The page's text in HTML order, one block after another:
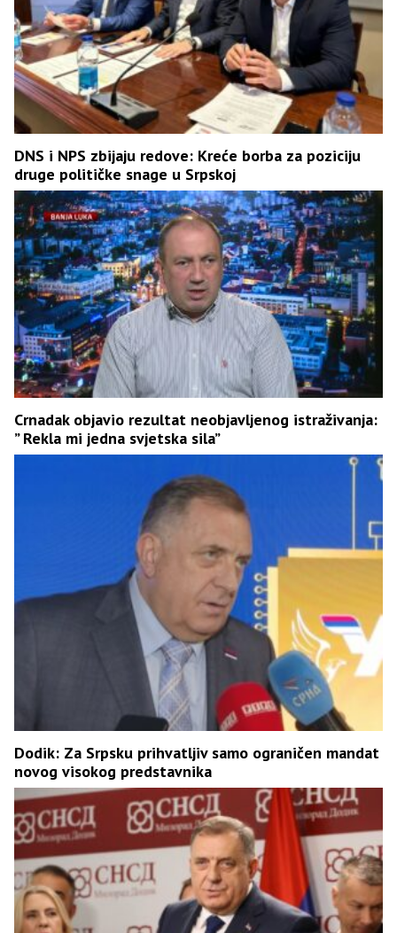
DNS i NPS zbijaju redove: Kreće borba za poziciju
druge političke snage u Srpskoj
Crnadak objavio rezultat neobjavljenog istraživanja:
” Rekla mi jedna svjetska sila”
Dodik: Za Srpsku prihvatljiv samo ograničen mandat
novog visokog predstavnika